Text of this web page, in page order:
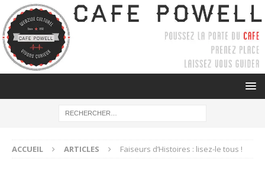
ACCUEIL ARTICLES Faiseurs d’Histoires : lisez-le tous !